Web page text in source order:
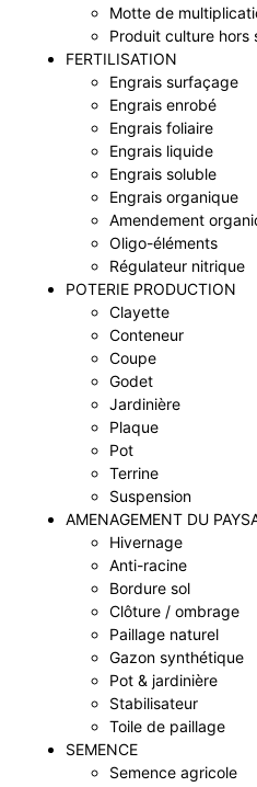
Motte de
Produit culture hors
FERTILISATION
Engrais surfaçage
Engrais enrobé
Engrais foliaire
Engrais liquide
Engrais soluble
Engrais organique
Amendement
Oligo-éléments
Régulateur nitrique
POTERIE PRODUCTION
Clayette
Conteneur
Coupe
Godet
Jardinière
Plaque
Pot
Terrine
Suspension
AMENAGEMENT DU
Hivernage
Anti-racine
Bordure sol
Clôture / ombrage
Paillage naturel
Gazon synthétique
Pot & jardinière
Stabilisateur
Toile de paillage
SEMENCE
Semence agricole